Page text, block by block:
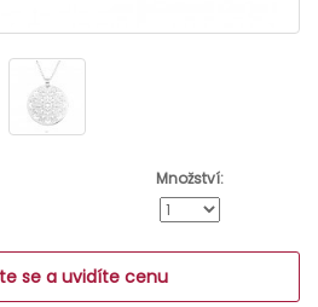
Množství:
se a uvidíte cenu